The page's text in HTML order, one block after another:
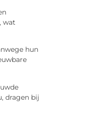
wat
hun
dragen bij